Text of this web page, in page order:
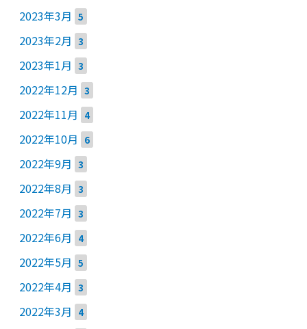
2023年3月 5
2023年2月 3
2023年1月 3
2022年12月 3
2022年11月 4
2022年10月 6
2022年9月 3
2022年8月 3
2022年7月 3
2022年6月 4
2022年5月 5
2022年4月 3
2022年3月 4